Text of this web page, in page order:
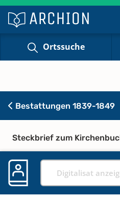
Ortssuche
Bestattungen 1839-1849
Steckbrief zum
Digitalisat